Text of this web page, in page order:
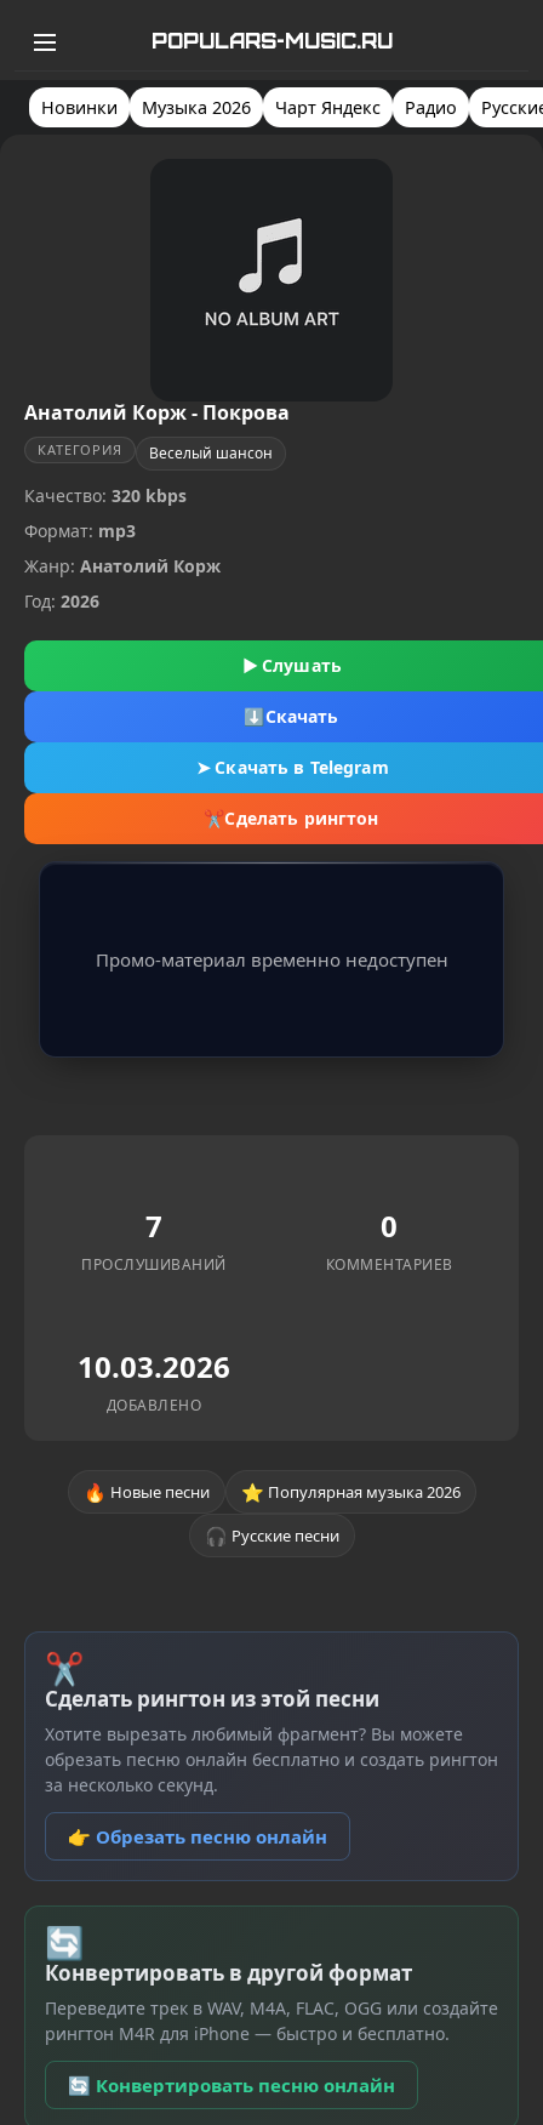
POPULARS-MUSIC.RU
Новинки Музыка 2026 Чарт Яндекс Радио
Анатолий Корж - Покрова
КАТЕГОРИЯ Веселый шансон
Качество: 320 kbps
Формат: mp3
Жанр: Анатолий Корж
Год: 2026
▶ Слушать
⬇Скачать
➤Скачать в Telegram
✂Сделать рингтон
Промо-материал временно недоступен
7
ПРОСЛУШИВАНИЙ
0
КОММЕНТАРИЕВ
10.03.2026
ДОБАВЛЕНО
🔥 Новые песни ⭐ Популярная музыка 2026
🎧 Русские песни
✂
Сделать рингтон из этой песни
Хотите вырезать любимый фрагмент? Вы можете
обрезать песню онлайн бесплатно и создать рингтон
за несколько секунд.
👉 Обрезать песню онлайн
🔄
Конвертировать в другой формат
Переведите трек в WAV, M4A, FLAC, OGG или создайте
рингтон M4R для iPhone — быстро и бесплатно.
🔄 Конвертировать песню онлайн